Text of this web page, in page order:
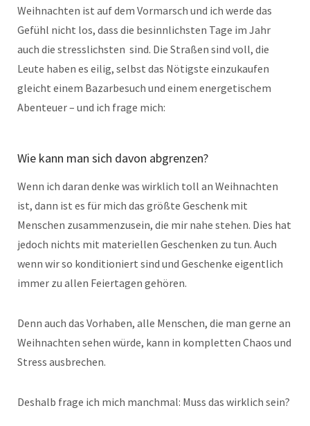
Weihnachten ist auf dem Vormarsch und ich werde das
Gefühl nicht los, dass die besinnlichsten Tage im Jahr
auch die stresslichsten sind. Die Straßen sind voll, die
Leute haben es eilig, selbst das Nötigste einzukaufen
gleicht einem Bazarbesuch und einem energetischem
Abenteuer – und ich frage mich:
Wie kann man sich davon abgrenzen?
Wenn ich daran denke was wirklich toll an Weihnachten
ist, dann ist es für mich das größte Geschenk mit
Menschen zusammenzusein, die mir nahe stehen. Dies hat
jedoch nichts mit materiellen Geschenken zu tun. Auch
wenn wir so konditioniert sind und Geschenke eigentlich
immer zu allen Feiertagen gehören.
Denn auch das Vorhaben, alle Menschen, die man gerne an
Weihnachten sehen würde, kann in kompletten Chaos und
Stress ausbrechen.
Deshalb frage ich mich manchmal: Muss das wirklich sein?